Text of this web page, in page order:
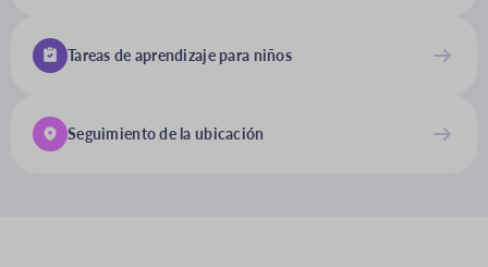
Tareas de aprendizaje para niños
Seguimiento de la ubicación